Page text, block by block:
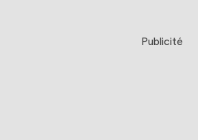
Publicité